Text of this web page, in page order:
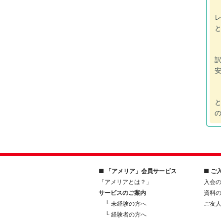
■ 「アメリア」会員サービス
「アメリアとは？」
サービスのご案内
└ 未経験の方へ
└ 経験者の方へ
■ ご
入会
資料
ご友